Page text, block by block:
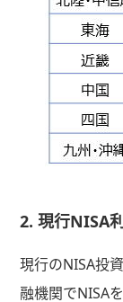
2. 現行NISA
現行のNISA投
融機関でNISA